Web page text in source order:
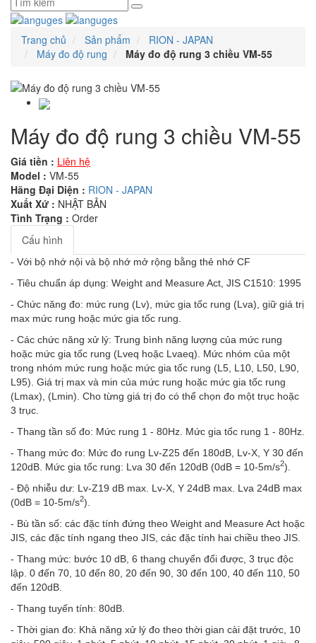
Trang chủ Sản phẩm
RION - JAPAN
Máy đo độ rung
Máy đo độ rung 3 chiều VM-55
Máy đo độ rung 3 chiều VM-55
Giá tiền : Liên hệ
Model : VM-55
Hãng Đại Diện : RION - JAPAN
Xuất Xứ : NHẬT BẢN
Tình Trạng : Order
Cấu hình
- Với bộ nhớ nội và bộ nhớ mở rộng bằng thẻ nhớ CF
- Tiêu chuẩn áp dụng: Weight and Measure Act, JIS C1510: 1995
- Chức năng đo: mức rung (Lv), mức gia tốc rung (Lva), giữ giá trị
max mức rung hoặc mức gia tốc rung.
- Các chức năng xử lý: Trung bình năng lượng của mức rung
hoặc mức gia tốc rung (Lveq hoặc Lvaeq). Mức nhóm của một
trong nhóm mức rung hoặc mức gia tốc rung (L5, L10, L50, L90,
L95). Giá trị max và min của mức rung hoặc mức gia tốc rung
(Lmax), (Lmin). Cho từng giá trị đo có thể chọn đo một trục hoặc
3 trục.
- Thang tần số đo: Mức rung 1 - 80Hz. Mức gia tốc rung 1 - 80Hz.
- Thang mức đo: Mức đo rung Lv-Z25 đến 180dB, Lv-X, Y 30 đến
120dB. Mức gia tốc rung: Lva 30 đến 120dB (0dB = 10-5m/s2).
- Độ nhiễu dư: Lv-Z19 dB max. Lv-X, Y 24dB max. Lva 24dB max
(0dB = 10-5m/s2).
- Bù tần số: các đặc tính đứng theo Weight and Measure Act hoặc
JIS, các đặc tính ngang theo JIS, các đặc tính hai chiều theo JIS.
- Thang mức: bước 10 dB, 6 thang chuyển đổi được, 3 trục độc
lập. 0 đến 70, 10 đến 80, 20 đến 90, 30 đến 100, 40 đến 110, 50
đến 120dB.
- Thang tuyến tính: 80dB.
- Thời gian đo: Khả năng xử lý đo theo thời gian cài đặt trước, 10